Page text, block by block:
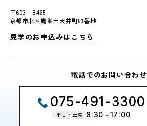
〒603－8465
京都市北区鷹峯土天井町53番地
見学のお申込みはこちら
電話でのお問い合わせ
075-491-3300
平日・土曜 8:30～17:00